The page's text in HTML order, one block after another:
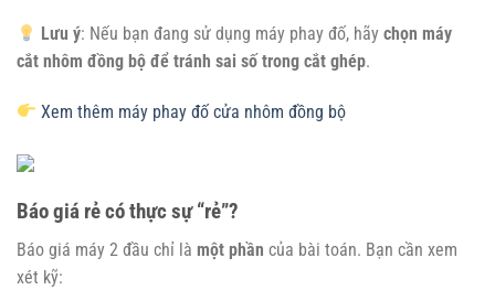
Lưu ý: Nếu bạn đang sử dụng máy phay đố, hãychọn máy
cắt nhôm đồng bộ để tránh sai số trong cắt ghép.
Xem thêm máy phay đố cửa nhôm đồng bộ
Báo giá rẻ có thực sự “rẻ”?
Báo giá máy 2 đầu chỉ là một phần của bài toán. Bạn cần xem
xét kỹ: